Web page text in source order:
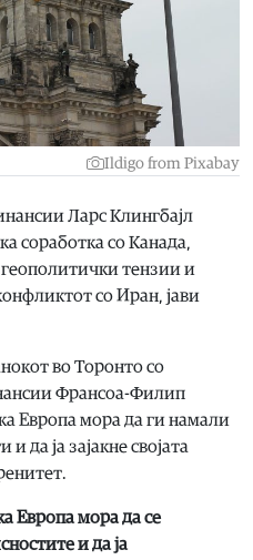
Ildigo from Pixabay
Ларс Клингбajл
соработка со Канада,
геополитички тензии и
со Иран, јави
во Торонто со
Франсоа-Филип
Европа мора да ги намали
да ја зајакне својата
Европа мора да се
и да ја